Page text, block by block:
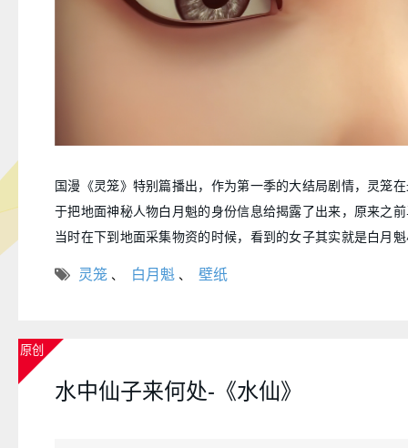
国漫《灵笼》特别篇播出，作为第一季的大结局剧情，灵笼
于把地面神秘人物白月魁的身份信息给揭露了出来，原来之
当时在下到地面采集物资的时候，看到的女子其实就是白月
灵笼 、 白月魁 、 壁纸
原创
水中仙子来何处-《水仙》